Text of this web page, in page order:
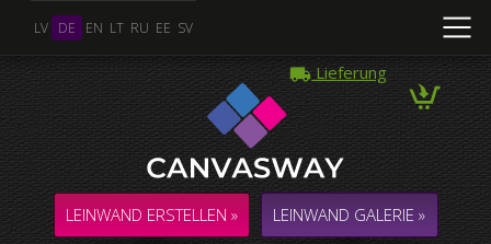
LV DE EN LT RU EE SV
Lieferung
LEINWAND ERSTELLEN » LEINWAND GALERIE »
Mehrere Fotos
COLLAGE / KOMPOSITION aus mehreren Fotos